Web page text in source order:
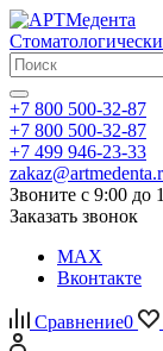
+7 800 500-32-87
+7 800 500-32-87
+7 499 946-23-33
Звоните с 9:00 до
Заказать звонок
MAX
Вконтакте
Сравнение0